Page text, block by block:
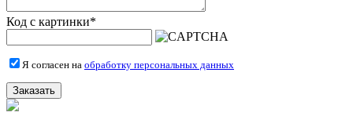
Код с картинки*
Я согласен на обработку персональных данных
Заказать